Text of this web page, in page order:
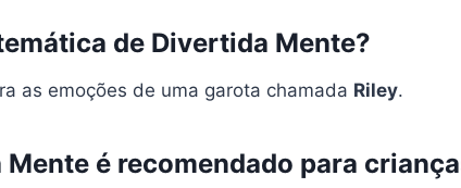
de Divertida Mente?
as emoções de uma garota chamada Riley.
é recomendado para